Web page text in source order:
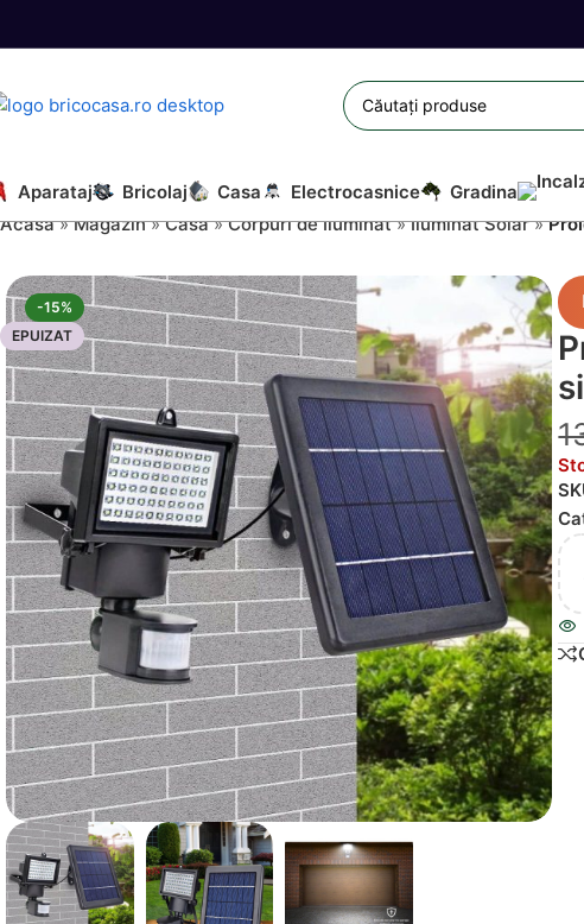
Aparataj Bricolaj Casa Electrocasnice Gradina
Acasă»Magazin»Casa»Corpuri de Iluminat»Iluminat Solar»
-15%
EPUIZAT